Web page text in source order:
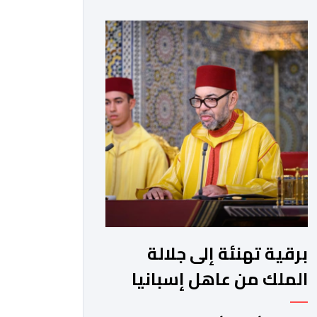
1967 وعاصمتها القدس الشريف،
واقتناعها بفضائل الحوار والتفاوض
كسبيل وحيد لحل الصراع الفلسطيني-
الإسرائيلي، بعيدا عن أعمال العنف
والتطرف والتصرفات أحادية الجانب، وكذا
انخراطها التام في كل […]
برقية تهنئة إلى جلالة
الملك من عاهل إسبانيا
الملك فيليبي السادس